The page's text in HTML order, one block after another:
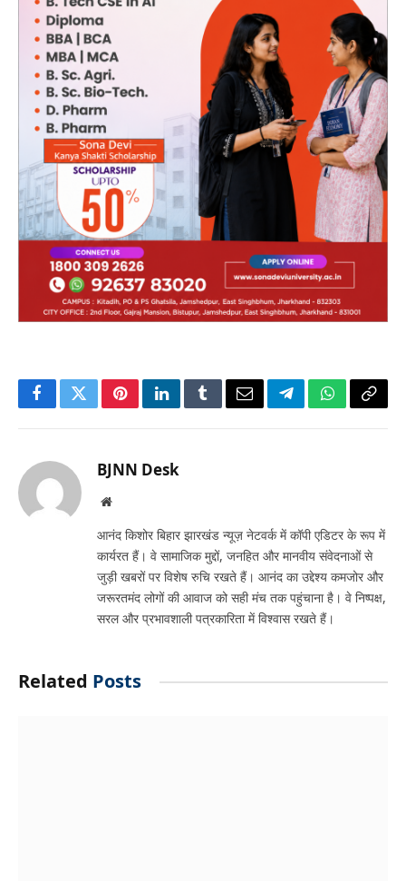
FacebookTwitterPinterestLinkedInTumblrEmailTelegramWhatsApp
Copy
BJNN Desk
Website
आनंद किशोर बिहार झारखंड न्यूज़ नेटवर्क में कॉपी एडिटर के रूप में
कार्यरत हैं। वे सामाजिक मुद्दों, जनहित और मानवीय संवेदनाओं से
जुड़ी खबरों पर विशेष रुचि रखते हैं। आनंद का उद्देश्य कमजोर और
जरूरतमंद लोगों की आवाज को सही मंच तक पहुंचाना है। वे निष्पक्ष,
सरल और प्रभावशाली पत्रकारिता में विश्वास रखते हैं।
Related Posts